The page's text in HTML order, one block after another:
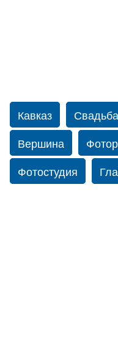
Кавказ Свадьба
Вершина
Фотостудия